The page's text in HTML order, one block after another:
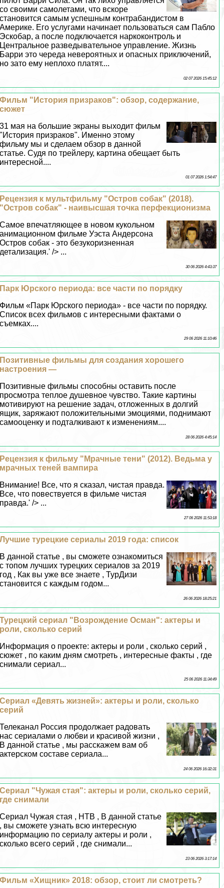
со своими самолетами, что вскоре
становится самым успешным контpaбандистом в
Америке. Его услугами начинает пользоваться сам Пабло
Эскобар, а после подключается наркоконтроль и
Центральное разведывательное управление. Жизнь
Барри это череда невероятных и опасных приключений,
но зато ему неплохо платят....
02 07 2026 15:45:12
Фильм "История призpaков": обзор, содержание,
сюжет
31 мая на большие экраны выходит фильм
"История призpaков". Именно этому
фильму мы и сделаем обзор в данной
статье. Судя по трейлеру, картина обещает быть
интересной....
01 07 2026 1:54:47
Рецензия к мультфильму "Остров собак" (2018).
"Остров собак" - наивысшая точка перфекционизма
Самое впечатляющее в новом кукольном
анимационном фильме Уэста Андерсона
Остров собак - это безукоризненная
детализация.' /> ...
30 06 2026 4:43:37
Парк Юрского периода: все части по порядку
Фильм «Парк Юрского периода» - все части по порядку.
Список всех фильмов с интересными фактами о
съемках....
29 06 2026 11:10:46
Позитивные фильмы для создания хорошего
настроения —
Позитивные фильмы способны оставить после
просмотра теплое душевное чувство. Такие картины
мотивируют на решение задач, отложенных в долгий
ящик, заряжают положительными эмоциями, поднимают
самооценку и подталкивают к изменениям....
28 06 2026 4:45:14
Рецензия к фильму "Мрачные тени" (2012). Ведьма у
мрачных теней вампира
Внимание! Все, что я сказал, чистая правда.
Все, что повествуется в фильме чистая
правда.' /> ...
27 06 2026 11:53:18
Лучшие турецкие сериалы 2019 года: список
В данной статье , вы сможете ознакомиться
с топом лучших турецких сериалов за 2019
год , Как вы уже все знаете , ТурДизи
становится с каждым годом...
26 06 2026 18:25:21
Турецкий сериал "Возрождение Осман": актеры и
роли, сколько серий
Информация о проекте: актеры и роли , сколько серий ,
сюжет , по каким дням смотреть , интересные факты , где
снимали сериал...
25 06 2026 11:34:49
Сериал «Девять жизней»: актеры и роли, сколько
серий
Телеканал Россия продолжает радовать
нас сериалами о любви и красивой жизни ,
В данной статье , мы расскажем вам об
актерском составе сериала...
24 06 2026 16:32:31
Сериал "Чужая стая": актеры и роли, сколько серий,
где снимали
Сериал Чужая стая , НТВ , В данной статье
, вы сможете узнать всю интересную
информацию по сериалу актеры и роли ,
сколько всего серий , где снимали...
23 06 2026 3:17:14
Фильм «Хищник» 2018: обзор, стоит ли смотреть?